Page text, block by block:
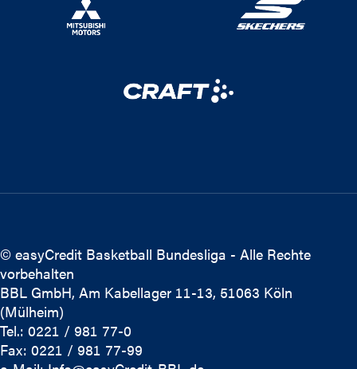
© easyCredit Basketball Bundesliga - Alle Rechte
vorbehalten
BBL GmbH, Am Kabellager 11-13, 51063 Köln
(Mülheim)
Tel.: 0221 / 981 77-0
Fax: 0221 / 981 77-99